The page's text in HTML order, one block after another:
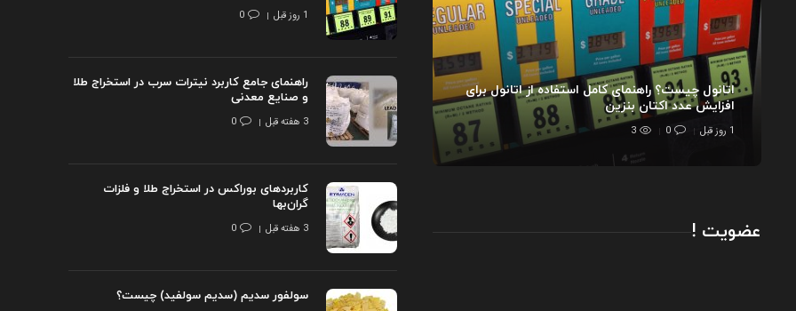
اتانول چیست؟ راهنمای کامل استفاده از اتانول برای
افزایش عدد اکتان بنزین
1 روز قبل 0
3
عضویت !
1 روز قبل 0
راهنمای جامع کاربرد نیترات سرب در استخراج طلا
و صنایع معدنی
3 هفته قبل 0
کاربردهای بوراکس در استخراج طلا و فلزات
گران‌بها
3 هفته قبل 0
سولفور سدیم (سدیم سولفید) چیست؟